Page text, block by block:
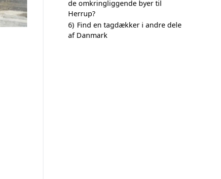
de omkringliggende byer til
Herrup?
6) Find en tagdækker i andre dele
af Danmark